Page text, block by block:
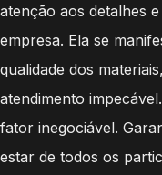
atenção aos detalhes
empresa. Ela se
qualidade dos
atendimento
fator inegociável.
estar de todos os